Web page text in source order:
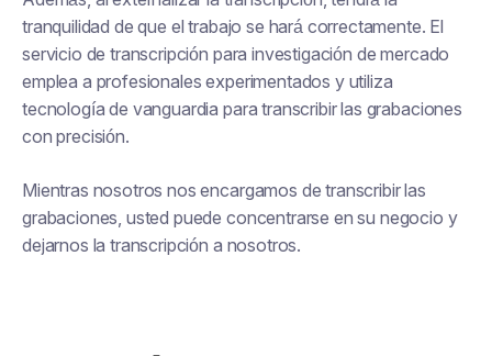
tranquilidad de que el trabajo se hará correctamente. El
servicio de transcripción para investigación de mercado
emplea a profesionales experimentados y utiliza
tecnología de vanguardia para transcribir las grabaciones
con precisión.
Mientras nosotros nos encargamos de transcribir las
grabaciones, usted puede concentrarse en su negocio y
dejarnos la transcripción a nosotros.